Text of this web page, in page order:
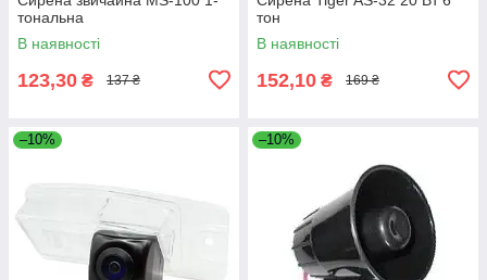
тональна
В наявності
123,30 ₴ 137 ₴
тон
В наявності
152,10 ₴ 169 ₴
–10% –10%